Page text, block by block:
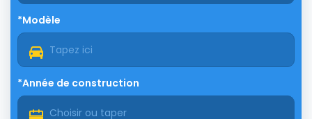
*Modèle
*Année de construction